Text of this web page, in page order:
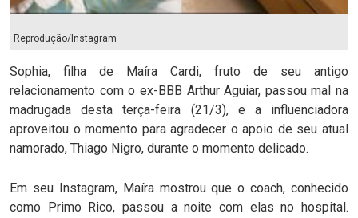
Reprodução/Instagram
Sophia, filha de Maíra Cardi, fruto de seu antigo
relacionamento com o ex-BBB Arthur Aguiar, passou mal na
madrugada desta terça-feira (21/3), e a influenciadora
aproveitou o momento para agradecer o apoio de seu atual
namorado, Thiago Nigro, durante o momento delicado.
Em seu Instagram, Maíra mostrou que o coach, conhecido
como Primo Rico, passou a noite com elas no hospital.